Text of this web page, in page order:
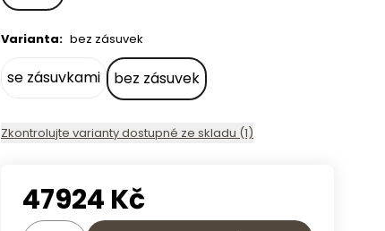
Varianta: bez zásuvek
se zásuvkami bez zásuvek
Zkontrolujte varianty dostupné ze skladu (1)
47924 Kč